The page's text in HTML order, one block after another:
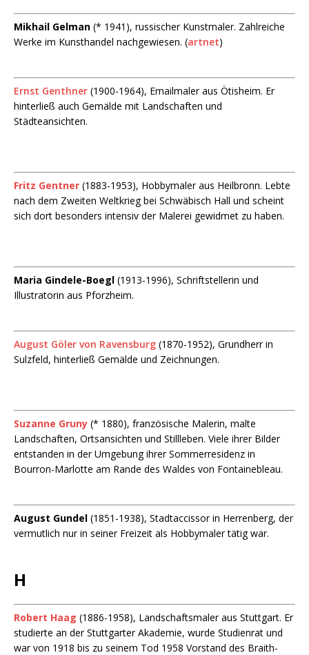
Mikhail Gelman (* 1941), russischer Kunstmaler. Zahlreiche
Werke im Kunsthandel nachgewiesen. (artnet)
Ernst Genthner (1900-1964), Emailmaler aus Ötisheim. Er
hinterließ auch Gemälde mit Landschaften und
Städteansichten.
Fritz Gentner (1883-1953), Hobbymaler aus Heilbronn. Lebte
nach dem Zweiten Weltkrieg bei Schwäbisch Hall und scheint
sich dort besonders intensiv der Malerei gewidmet zu haben.
Maria Gindele-Boegl (1913-1996), Schriftstellerin und
Illustratorin aus Pforzheim.
August Göler von Ravensburg (1870-1952), Grundherr in
Sulzfeld, hinterließ Gemälde und Zeichnungen.
Suzanne Gruny (* 1880), französische Malerin, malte
Landschaften, Ortsansichten und Stillleben. Viele ihrer Bilder
entstanden in der Umgebung ihrer Sommerresidenz in
Bourron-Marlotte am Rande des Waldes von Fontainebleau.
August Gundel (1851-1938), Stadtaccissor in Herrenberg, der
vermutlich nur in seiner Freizeit als Hobbymaler tätig war.
H
Robert Haag (1886-1958), Landschaftsmaler aus Stuttgart. Er
studierte an der Stuttgarter Akademie, wurde Studienrat und
war von 1918 bis zu seinem Tod 1958 Vorstand des Braith-